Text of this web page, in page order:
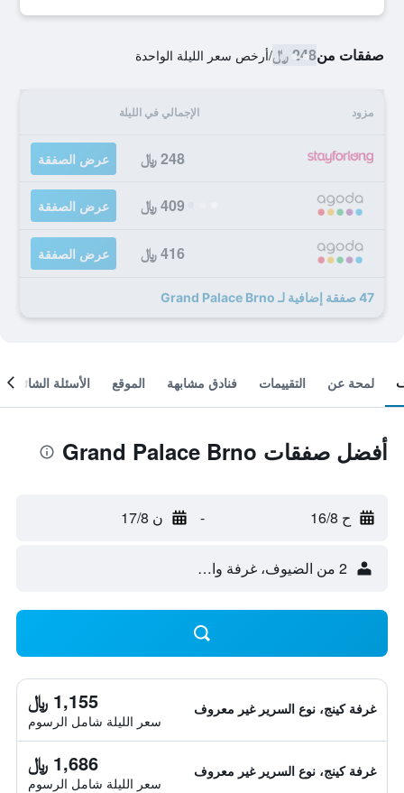
صفقات من248 ﷼ /أرخص سعر الليلة الواحدة
مزود الإجمالي في الليلة
248 ﷼ عرض الصفقة
409 ﷼ عرض الصفقة
416 ﷼ عرض الصفقة
47 صفقة إضافية لـ Grand Palace Brno
لمحة عن التقييمات فنادق مشابهة الموقع الأسئلة الشائعة
أفضل صفقات Grand Palace Brno
ح 16/8 - ن 17/8
2 من الضيوف، غرفة واحدة
غرفة كينج، نوع السرير غير معروف 1,155 ﷼
سعر الليلة شامل الرسوم
غرفة كينج، نوع السرير غير معروف 1,686 ﷼
سعر الليلة شامل الرسوم